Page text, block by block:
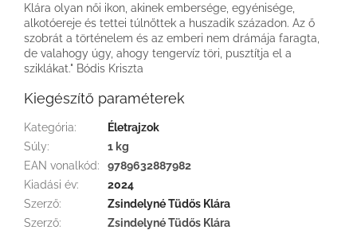
Klára olyan női ikon, akinek embersége, egyénisége,
alkotóereje és tettei túlnőttek a huszadik századon. Az ő
szobrát a történelem és az emberi nem drámája faragta,
de valahogy úgy, ahogy tengervíz töri, pusztítja el a
sziklákat." Bódis Kriszta
Kiegészítő paraméterek
Kategória:
Életrajzok
Súly:
1 kg
EAN vonalkód:
9789632887982
Kiadási év:
2024
Szerző:
Zsindelyné Tüdős Klára
Szerző:
Zsindelyné Tüdős Klára